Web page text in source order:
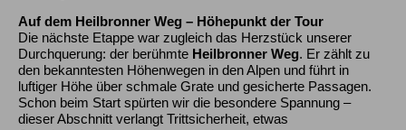
Auf dem Heilbronner Weg – Höhepunkt der Tour
Die nächste Etappe war zugleich das Herzstück unserer
Durchquerung: der berühmte Heilbronner Weg. Er zählt zu
den bekanntesten Höhenwegen in den Alpen und führt in
luftiger Höhe über schmale Grate und gesicherte Passagen.
Schon beim Start spürten wir die besondere Spannung –
dieser Abschnitt verlangt Trittsicherheit, etwas